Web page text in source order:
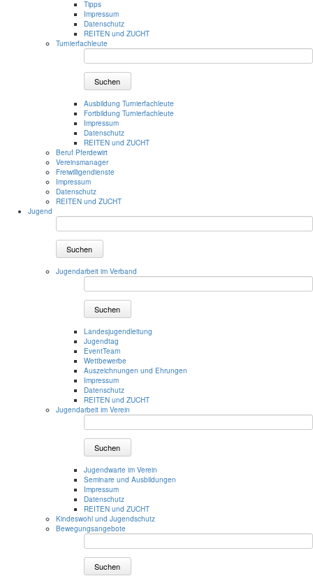
Tipps
Impressum
Datenschutz
REITEN und ZUCHT
Turnierfachleute
Suchen
Ausbildung Turnierfachleute
Fortbildung Turnierfachleute
Impressum
Datenschutz
REITEN und ZUCHT
Beruf Pferdewirt
Vereinsmanager
Freiwilligendienste
Impressum
Datenschutz
REITEN und ZUCHT
Jugend
Suchen
Jugendarbeit im Verband
Suchen
Landesjugendleitung
Jugendtag
EventTeam
Wettbewerbe
Auszeichnungen und Ehrungen
Impressum
Datenschutz
REITEN und ZUCHT
Jugendarbeit im Verein
Suchen
Jugendwarte im Verein
Seminare und Ausbildungen
Impressum
Datenschutz
REITEN und ZUCHT
Kindeswohl und Jugendschutz
Bewegungsangebote
Suchen